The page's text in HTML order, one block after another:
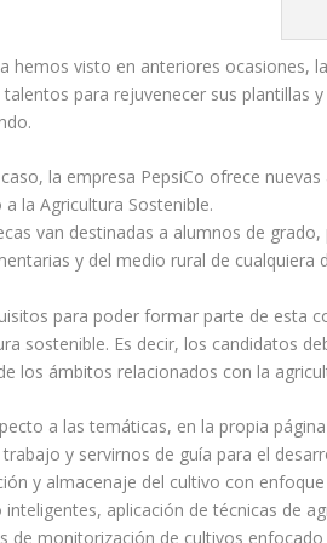
hemos visto en anteriores ocasiones,
talentos para rejuvenecer sus plantillas
caso, la empresa PepsiCo ofrece
a la Agricultura Sostenible.
van destinadas a alumnos de
y del medio rural de cualquiera
para poder formar parte de esta
sostenible. Es decir, los candidatos
los ámbitos relacionados con la
a las temáticas, en la propia
y servirnos de guía para el
y almacenaje del cultivo con
inteligentes, aplicación de técnicas de
de monitorización de cultivos